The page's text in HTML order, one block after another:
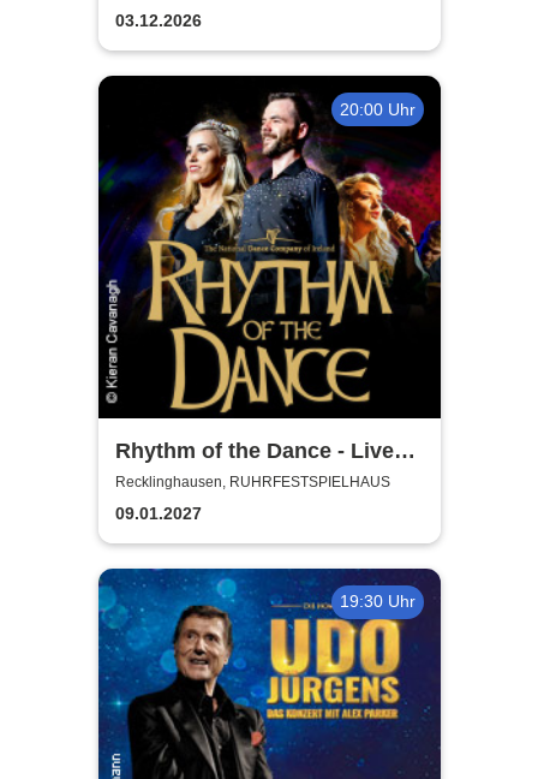
03.12.2026
20:00 Uhr
Rhythm of the Dance - Live
2027
Recklinghausen, RUHRFESTSPIELHAUS
09.01.2027
19:30 Uhr